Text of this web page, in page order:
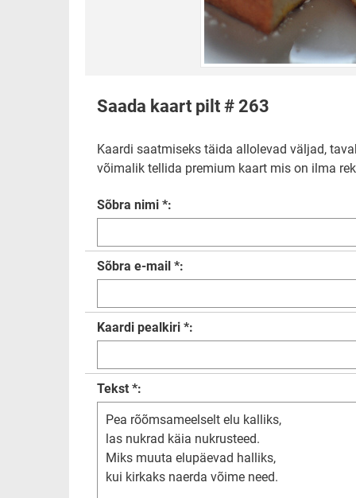
Saada kaart pilt # 263
Kaardi saatmiseks täida allolevad väljad,
võimalik tellida premium kaart mis on ilma
Sõbra nimi *:
Sõbra e-mail *:
Kaardi pealkiri *:
Tekst *: